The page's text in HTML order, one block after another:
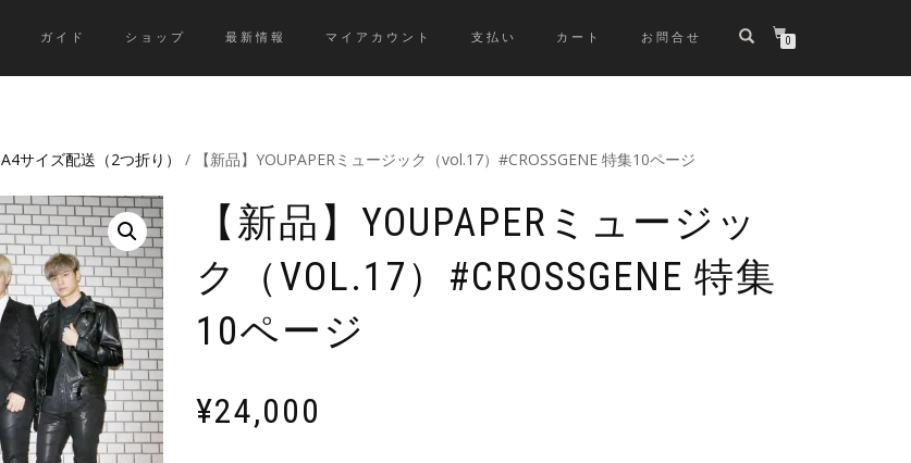
ガイド ショップ 最新情報 マイアカウント 支払い カート お問合せ 0
A4サイズ配送（2つ折り） / 【新品】YOUPAPERミュージック（vol.17）#CROSSGENE 特集10ページ
【新品】YOUPAPERミュージッ
ク（VOL.17）#CROSSGENE 特集
10ページ
¥24,000